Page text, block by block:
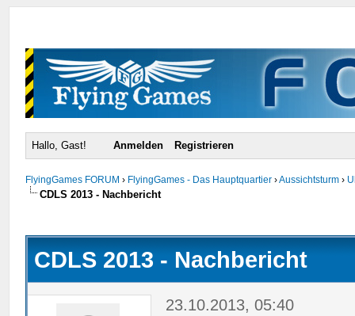
Hallo, Gast! Anmelden Registrieren
FlyingGames FORUM › FlyingGames - Das Hauptquartier ›Aussichtsturm ›
CDLS 2013 - Nachbericht
CDLS 2013 - Nachbericht
23.10.2013, 05:40